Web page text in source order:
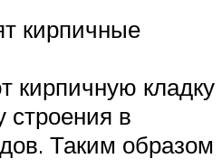
кирпичные
кирпичную кладку
строения в
Таким образом